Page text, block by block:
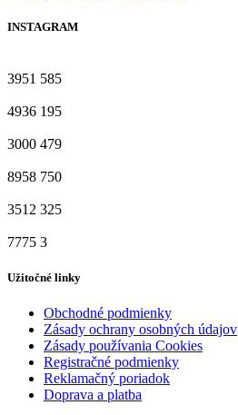
INSTAGRAM
3951 585
4936 195
3000 479
8958 750
3512 325
7775 3
Užitočné linky
Obchodné podmienky
Zásady ochrany osobných údajov
Zásady používania Cookies
Registračné podmienky
Reklamačný poriadok
Doprava a platba